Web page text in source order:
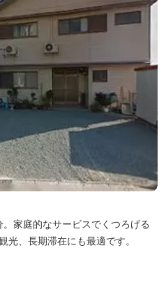
家庭的なサービスでくつろげる
光、長期滞在にも最適です。